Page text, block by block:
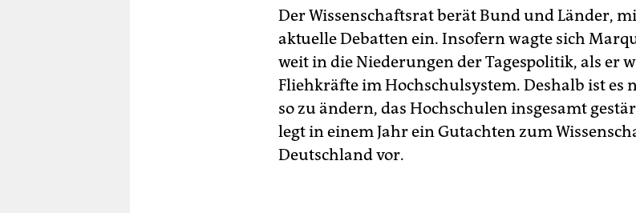
Der Wissenschaftsrat berät Bund und Länder,
aktuelle Debatten ein. Insofern wagte sich
weit in die Niederungen der Tagespolitik, als er
Fliehkräfte im Hochschulsystem. Deshalb ist es
so zu ändern, das Hochschulen insgesamt
legt in einem Jahr ein Gutachten zum
Deutschland vor.